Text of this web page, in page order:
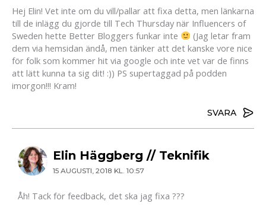
Hej Elin! Vet inte om du vill/pallar att fixa detta, men länkarna
till de inlägg du gjorde till Tech Thursday när Influencers of
Sweden hette Better Bloggers funkar inte
(Jag letar fram
dem via hemsidan ändå, men tänker att det kanske vore nice
för folk som kommer hit via google och inte vet var de finns
att lätt kunna ta sig dit! :)) PS supertaggad på podden
imorgon!!! Kram!
SVARA
Elin Häggberg // Teknifik
15 AUGUSTI, 2018 KL. 10:57
Åh! Tack för feedback, det ska jag fixa ???